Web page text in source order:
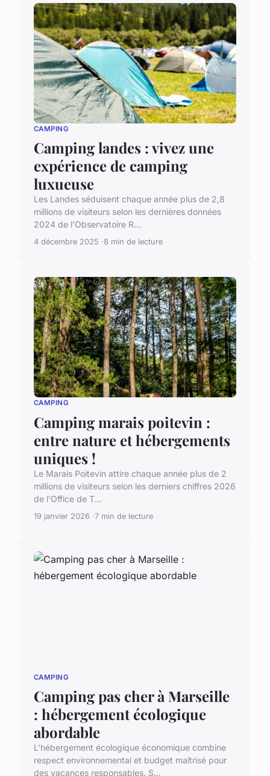
CAMPING
Camping landes : vivez une
expérience de camping
luxueuse
Les Landes séduisent chaque année plus de 2,8
millions de visiteurs selon les dernières données
2024 de l'Observatoire R...
4 décembre 2025 8 min de lecture
CAMPING
Camping marais poitevin :
entre nature et hébergements
uniques !
Le Marais Poitevin attire chaque année plus de 2
millions de visiteurs selon les derniers chiffres 2026
de l'Office de T...
19 janvier 2026 7 min de lecture
CAMPING
Camping pas cher à Marseille
: hébergement écologique
abordable
L'hébergement écologique économique combine
respect environnemental et budget maîtrisé pour
des vacances responsables. S...